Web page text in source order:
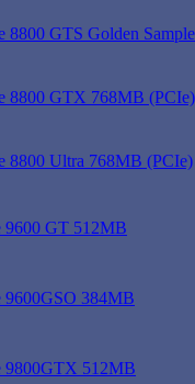
8800 GTS Golden
8800 GTX 768MB (PCIe)
8800 Ultra 768MB (PCIe)
9600 GT 512MB
9600GSO 384MB
9800GTX 512MB